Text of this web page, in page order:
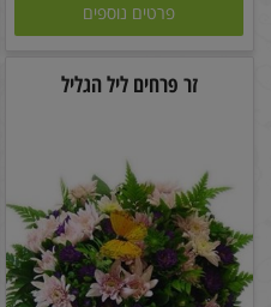
פרטים נוספים
זר פרחים ליל הגליל